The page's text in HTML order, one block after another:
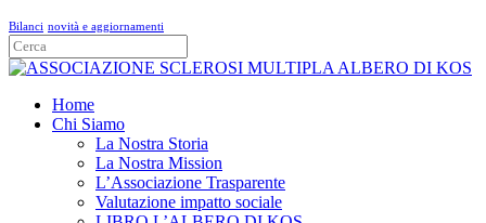
Bilanci novità e aggiornamenti
Home
Chi Siamo
La Nostra Storia
La Nostra Mission
L’Associazione Trasparente
Valutazione impatto sociale